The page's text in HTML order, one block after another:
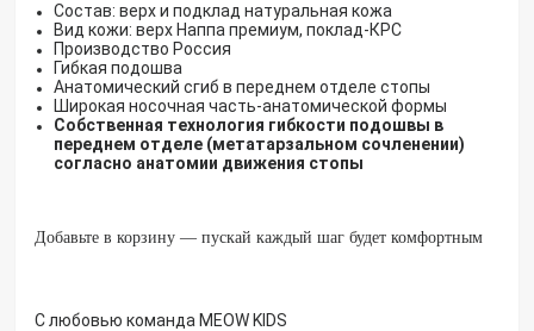
Состав: верх и подклад натуральная кожа
Вид кожи: верх Наппа премиум, поклад-КРС
Производство Россия
Гибкая подошва
Анатомический сгиб в переднем отделе стопы
Широкая носочная часть-анатомической формы
Собственная технология гибкости подошвы в
переднем отделе (метатарзальном сочленении)
согласно анатомии движения стопы
Добавьте в корзину — пускай каждый шаг будет комфортным
С любовью команда MEOW KIDS